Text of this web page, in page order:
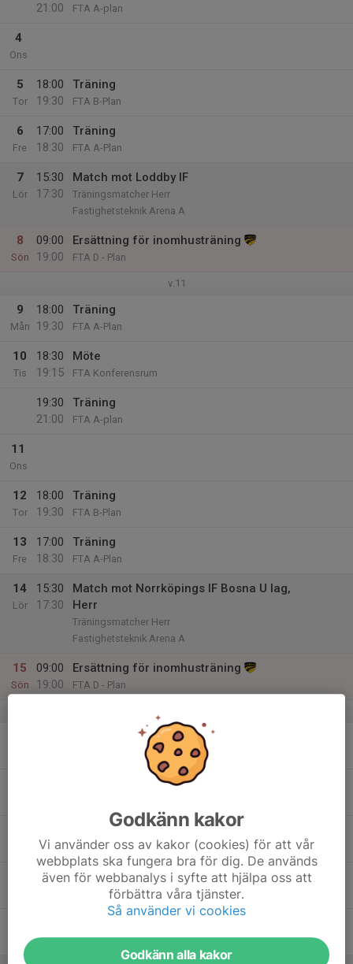
21:00
FTA A-plan
4
Ons
5
Tor
18:00
19:30
Träning
FTA B-Plan
6
Fre
17:00
18:30
Träning
FTA A-Plan
7
Lör
15:30
17:30
Match mot Loddby IF
Träningsmatcher Herr
Fastighetsteknik Arena A
8
Sön
09:00
19:00
Ersättning för inomhusträning
FTA D - Plan
v.11
9
Mån
18:00
19:30
Träning
FTA A-Plan
10
Tis
18:30
19:15
Möte
FTA Konferensrum
19:30
21:00
Träning
FTA A-plan
11
Ons
12
Tor
18:00
19:30
Träning
FTA B-Plan
13
Fre
17:00
18:30
Träning
FTA A-Plan
14
Lör
15:30
17:30
Match mot Norrköpings IF Bosna U lag,
Herr
Träningsmatcher Herr
Fastighetsteknik Arena A
15
Sön
09:00
19:00
Ersättning för inomhusträning
FTA D - Plan
18:00
Träning
FTA B-Plan
18:30
FTA B-Plan
Godkänn kakor
Vi använder oss av kakor (cookies) för att vår
webbplats ska fungera bra för dig. De används
även för webbanalys i syfte att hjälpa oss att
förbättra våra tjänster.
Så använder vi cookies
Godkänn alla kakor